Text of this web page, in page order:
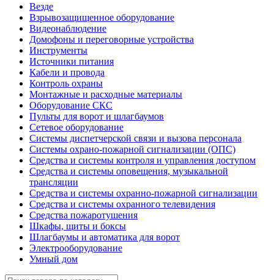
Везде
Взрывозащищенное оборудование
Видеонаблюдение
Домофоны и переговорные устройства
Инструменты
Источники питания
Кабели и провода
Контроль охраны
Монтажные и расходные материалы
Оборудование СКС
Пульты для ворот и шлагбаумов
Сетевое оборудование
Системы диспетчерской связи и вызова персонала
Системы охрано-пожарной сигнализации (ОПС)
Средства и системы контроля и управления доступом
Средства и системы оповещения, музыкальной
трансляции
Средства и системы охранно-пожарной сигнализации
Средства и системы охранного телевидения
Средства пожаротушения
Шкафы, щиты и боксы
Шлагбаумы и автоматика для ворот
Электрооборудование
Умный дом